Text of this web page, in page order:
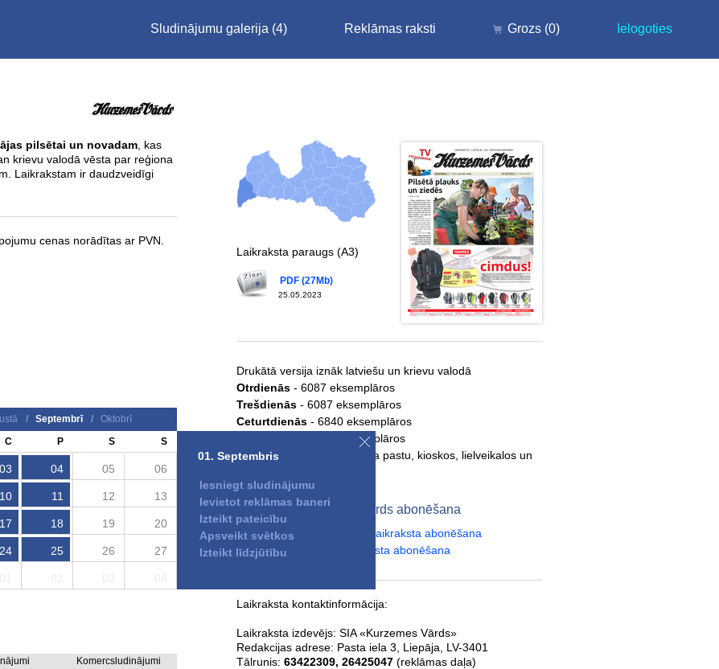
Sludinājumu galerija (4) Reklāmas raksti Grozs (0) Ielogoties
pilsētai un novadam , kas
krievu valodā vēsta par reģiona
Laikrakstam ir daudzveidīgi
cenas norādītas ar PVN.
/ Septembrī /
Oktobrī
C P S S
03 04 05 06
10 11 12 13
17 18 19 20
24 25 26 27
01. Septembris
Iesniegt sludinājumu
Ievietot reklāmas baneri
Izteikt pateicību
Apsveikt svētkos
Izteikt līdzjūtību
Komercsludinājumi
Laikraksta paraugs (A3)
25.05.2023
PDF (27Mb)
Drukātā versija iznāk latviešu un krievu valodā
Otrdienās - 6087 eksemplāros
Trešdienās - 6087 eksemplāros
Ceturtdienās - 6840 eksemplāros
- 6087 eksemplāros
Laikraksta izplatīšana
- pa pastu, kioskos, lielveikalos un
Laikraksta Kurzemes Vārds abonēšana
Kurzemes Vārds - drukātā laikraksta abonēšana
Kurzemes Vārds - e-laikraksta abonēšana
Laikraksta kontaktinformācija:
Laikraksta izdevējs: SIA «Kurzemes Vārds»
Redakcijas adrese: Pasta iela 3 Liepāja
LV-3401
Tālrunis: 63422309, 26425047 (reklāmas daļa)